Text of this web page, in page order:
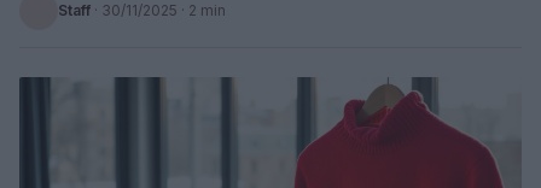
Staff · 30/11/2025 · 2 min